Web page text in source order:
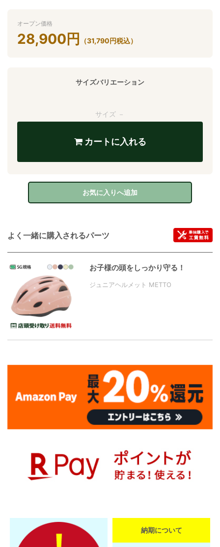
オープン価格
28,900円 （31,790円税込）
サイズバリエーション
サイズ －
カートに入れる
お気に入りへ追加
よく一緒に購入されるパーツ
お子様の頭をしっかり守る！
ジュニアヘルメット METTO
納期について